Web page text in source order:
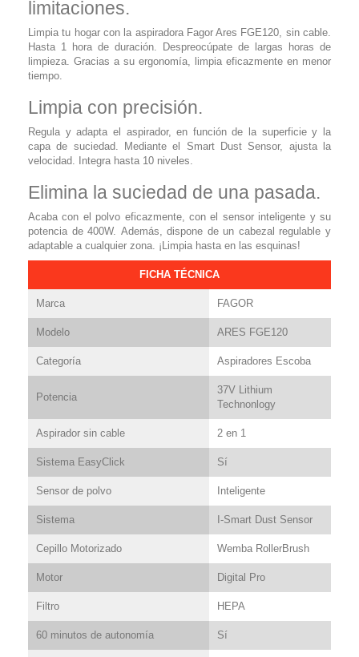
limitaciones.
Limpia tu hogar con la aspiradora Fagor Ares FGE120, sin cable.
Hasta 1 hora de duración. Despreocúpate de largas horas de
limpieza. Gracias a su ergonomía, limpia eficazmente en menor
tiempo.
Limpia con precisión.
Regula y adapta el aspirador, en función de la superficie y la
capa de suciedad. Mediante el Smart Dust Sensor, ajusta la
velocidad. Integra hasta 10 niveles.
Elimina la suciedad de una pasada.
Acaba con el polvo eficazmente, con el sensor inteligente y su
potencia de 400W. Además, dispone de un cabezal regulable y
adaptable a cualquier zona. ¡Limpia hasta en las esquinas!
FICHA TÉCNICA
Marca FAGOR
Modelo ARES FGE120
Categoría Aspiradores Escoba
Potencia
37V Lithium
Technonlogy
Aspirador sin cable 2 en 1
Sistema EasyClick Sí
Sensor de polvo Inteligente
Sistema I-Smart Dust Sensor
Cepillo Motorizado Wemba RollerBrush
Motor Digital Pro
Filtro HEPA
60 minutos de autonomía Sí